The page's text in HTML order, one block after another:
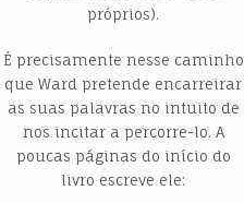
próprios).
É precisamente nesse caminho
que Ward pretende encarreirar
as suas palavras no intuito de
nos incitar a percorre-lo. A
poucas páginas do início do
livro escreve ele: